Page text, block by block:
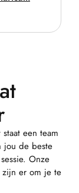
een team
jou de beste
Onze
zijn er om je te